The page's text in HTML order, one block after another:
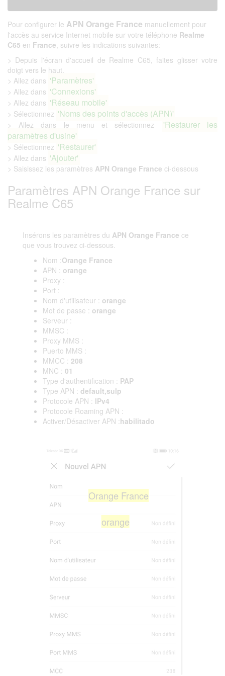
Pour configurer le APN Orange France manuellement pour
l'accès au service Internet mobile sur votre téléphone Realme
C65 en France, suivre les indications suivantes:
> Depuis l'écran d'accueil de Realme C65, faites glisser votre
doigt vers le haut.
> Allez dans 'Paramètres'
> Allez dans 'Connexions'
> Allez dans 'Réseau mobile'
> Sélectionnez 'Noms des points d'accès (APN)'
> Allez dans le menu et sélectionnez
'Restaurer les
paramètres d'usine'
> Sélectionnez 'Restaurer'
> Allez dans 'Ajouter'
> Saisissez les paramètres APN Orange France ci-dessous
Paramètres APN Orange France sur
Realme C65
Insérons les paramètres du APN Orange France ce
que vous trouvez ci-dessous.
Nom :Orange France
APN : orange
Proxy :
Port :
Nom d'utilisateur : orange
Mot de passe : orange
Serveur :
MMSC :
Proxy MMS :
Puerto MMS :
MMCC : 208
MNC : 01
Type d'authentification : PAP
Type APN : default,sulp
Protocole APN : IPv4
Protocole Roaming APN :
Activer/Désactiver APN :habilitado
orange
Orange France